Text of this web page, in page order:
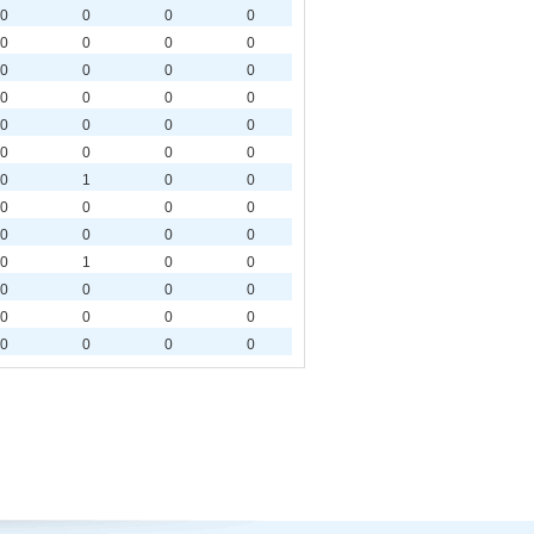
0 0 0
0
0 0 0
0
0 0 0
0
0 0 0
0
0 0 0
0
0 0 0
0
0 1 0
0
0 0 0
0
0 0 0
0
0 1 0
0
0 0 0
0
0 0 0
0
0 0 0 0